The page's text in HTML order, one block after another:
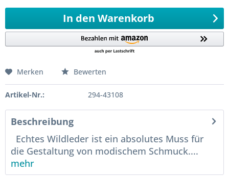
In den Warenkorb
Merken Bewerten
Artikel-Nr.: 294-43108
Beschreibung
Echtes Wildleder ist ein absolutes Muss für
die Gestaltung von modischem Schmuck....
mehr